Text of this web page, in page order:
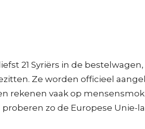
21 Syriërs in de
Ze worden officieel
rekenen vaak op
proberen zo de Europese Unie-